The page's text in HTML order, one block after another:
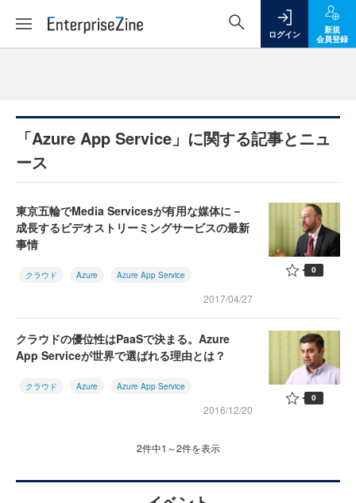
ログイン
新規
会員登録
「Azure App Service」に関する記事とニュ
ース
東京五輪でMedia Servicesが有用な媒体に－
成長するビデオストリーミングサービスの最新
事情
クラウド Azure Azure App Service
2017/04/27
0
クラウドの優位性はPaaSで決まる。Azure
App Serviceが世界で選ばれる理由とは？
クラウド Azure Azure App Service
2016/12/20
0
2件中1～2件を表示